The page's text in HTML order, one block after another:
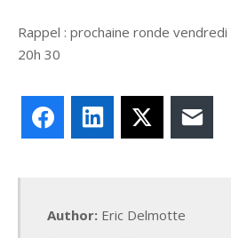
Rappel : prochaine ronde
20h 30
FacebookLinkedIn
Author: Eric Delmotte